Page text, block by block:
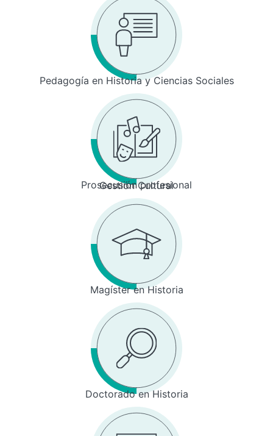
Pedagogía en Historia y Ciencias Sociales
Prosecusión profesional
Gestión Cultural
Magíster en Historia
Doctorado en Historia